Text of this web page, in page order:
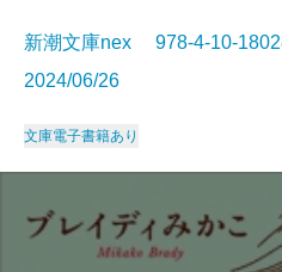
新潮文庫nex 978-4-10-
2024/06/26
文庫電子書籍あり